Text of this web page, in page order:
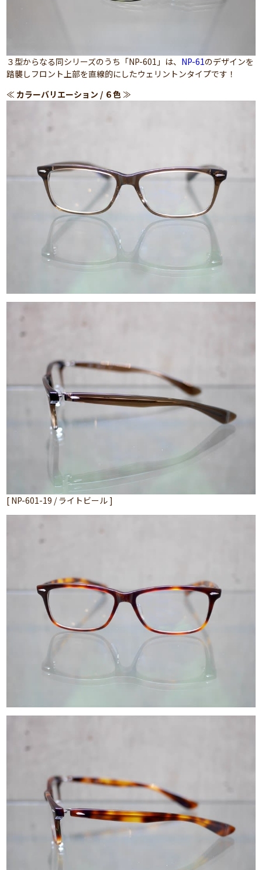
３型からなる同シリーズのうち「NP-601」は、 NP-61のデザインを
踏襲しフロント上部を直線的にしたウェリントンタイプです！
≪ カラーバリエーション / ６色 ≫
[ NP-601-19 / ライトビール ]